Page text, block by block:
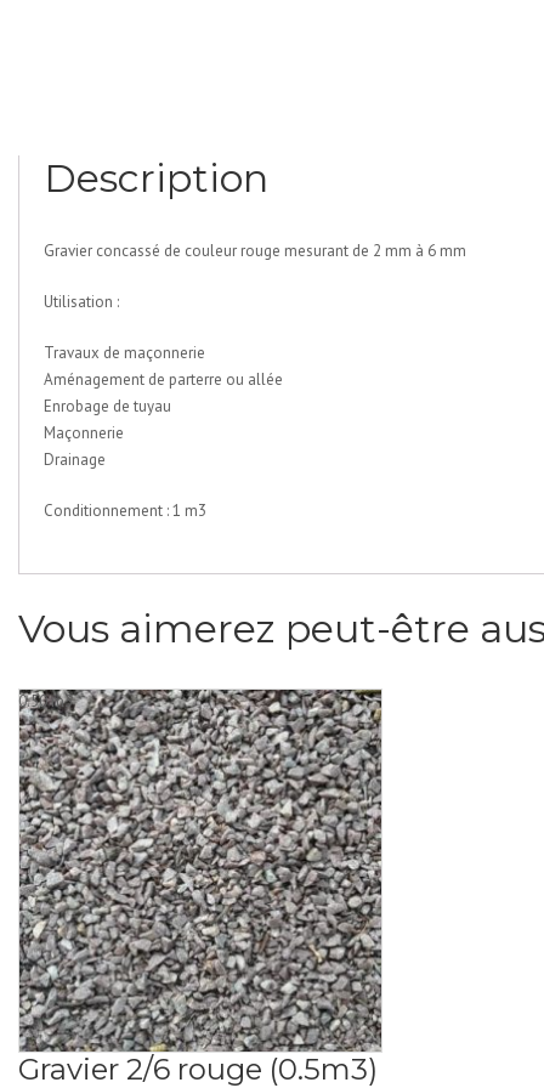
Description
Gravier concassé de couleur rouge mesurant de 2 mm à 6 mm
Utilisation :
Travaux de maçonnerie
Aménagement de parterre ou allée
Enrobage de tuyau
Maçonnerie
Drainage
Conditionnement : 1 m3
Vous aimerez peut-être
0.50 m3
Gravier 2/6 rouge (0.5m3)